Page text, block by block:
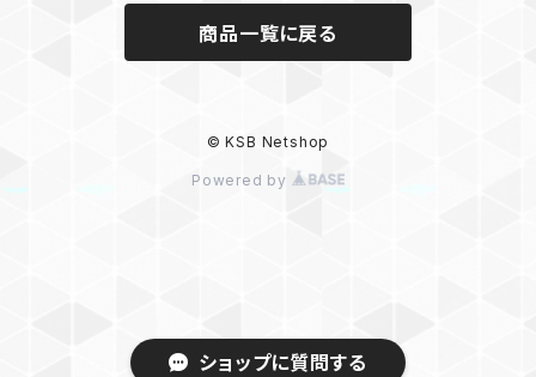
ショップに質問する
商品一覧に戻る
© KSB Netshop
Powered by